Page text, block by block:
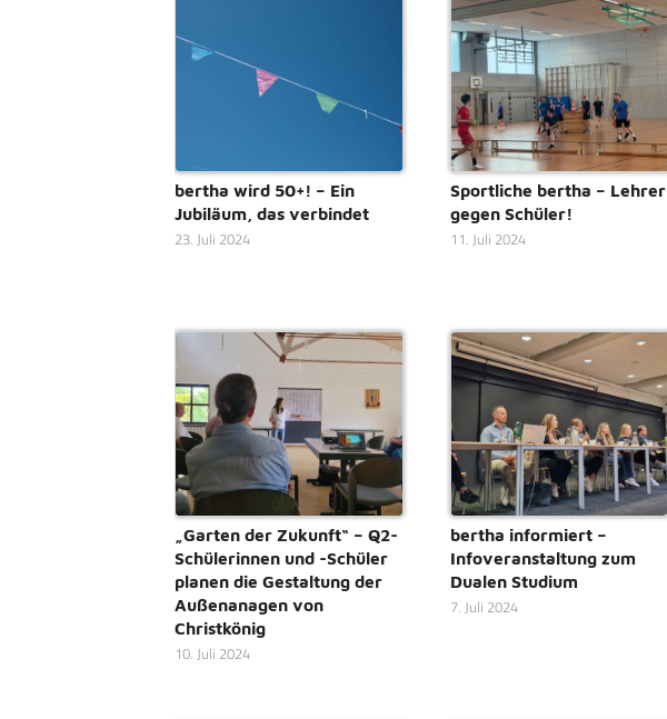
bertha wird 50+! – Ein
Jubiläum, das verbindet
23. Juli 2024
Sportliche bertha – Lehrer
gegen Schüler!
11. Juli 2024
„Garten der Zukunft“ – Q2-
Schülerinnen und -Schüler
planen die Gestaltung der
Außenanagen von
Christkönig
10. Juli 2024
bertha informiert –
Infoveranstaltung zum
Dualen Studium
7. Juli 2024